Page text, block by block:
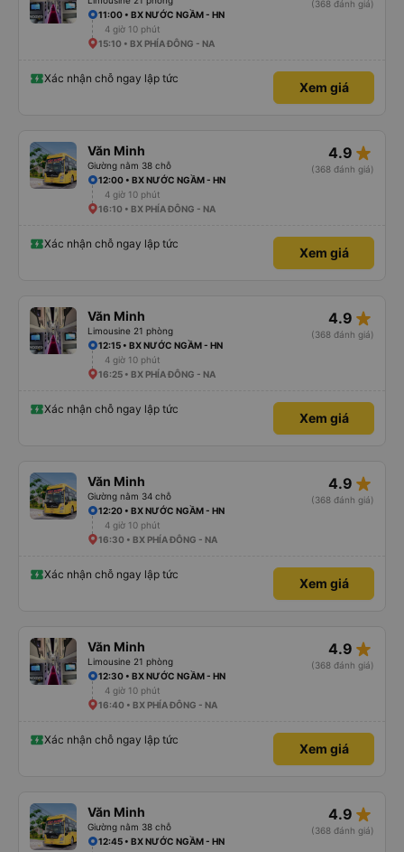
(368 đánh giá)
11:00 • BX NƯỚC NGẦM - HN
4 giờ 10 phút
15:10 • BX PHÍA ĐÔNG - NA
Xác nhận chỗ ngay lập tức
Xem giá
Văn Minh
Giường nằm 38 chỗ
4.9 star_rate
(368 đánh giá)
12:00 • BX NƯỚC NGẦM - HN
4 giờ 10 phút
16:10 • BX PHÍA ĐÔNG - NA
Xác nhận chỗ ngay lập tức
Xem giá
Văn Minh
Limousine 21 phòng
4.9 star_rate
(368 đánh giá)
12:15 • BX NƯỚC NGẦM - HN
4 giờ 10 phút
16:25 • BX PHÍA ĐÔNG - NA
Xác nhận chỗ ngay lập tức
Xem giá
Văn Minh
Giường nằm 34 chỗ
4.9 star_rate
(368 đánh giá)
12:20 • BX NƯỚC NGẦM - HN
4 giờ 10 phút
16:30 • BX PHÍA ĐÔNG - NA
Xác nhận chỗ ngay lập tức
Xem giá
Văn Minh
Limousine 21 phòng
4.9 star_rate
(368 đánh giá)
12:30 • BX NƯỚC NGẦM - HN
4 giờ 10 phút
16:40 • BX PHÍA ĐÔNG - NA
Xác nhận chỗ ngay lập tức
Xem giá
Văn Minh
Giường nằm 38 chỗ
4.9 star_rate
(368 đánh giá)
12:45 • BX NƯỚC NGẦM - HN